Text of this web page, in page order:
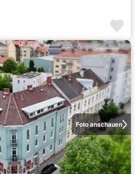
Foto anschauen